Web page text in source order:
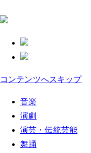
コンテンツへスキップ
音楽
演劇
演芸・伝統芸能
舞踊